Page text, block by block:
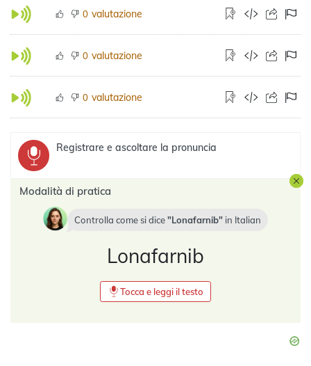
0 valutazione
0 valutazione
0 valutazione
Registrare e ascoltare la pronuncia
Modalità di pratica
Controlla come si dice Lonafarnib in Italian
Lonafarnib
Tocca e leggi il testo